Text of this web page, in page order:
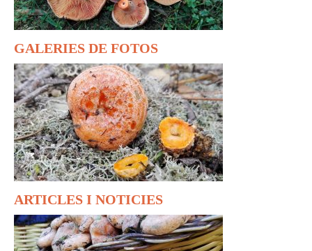
GALERIES DE FOTOS
ARTICLES I NOTICIES